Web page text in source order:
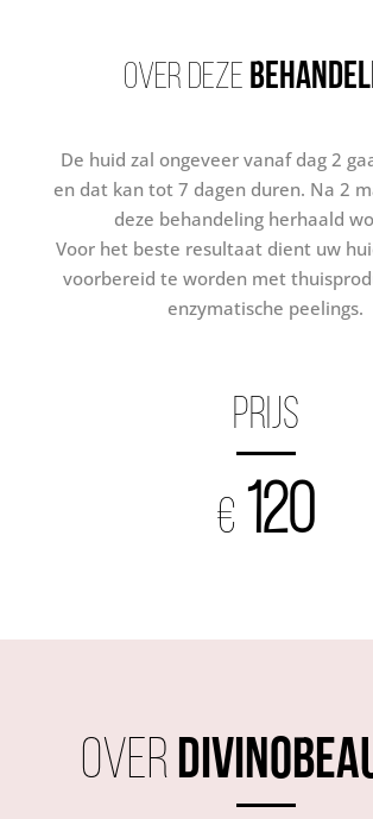
OVER DEZE
De huid zal ongeveer vanaf dag 2
en dat kan tot 7 dagen duren. Na 2
deze behandeling herhaald
Voor het beste resultaat dient uw
voorbereid te worden met
enzymatische peelings.
PRIJS
€ 120
Over